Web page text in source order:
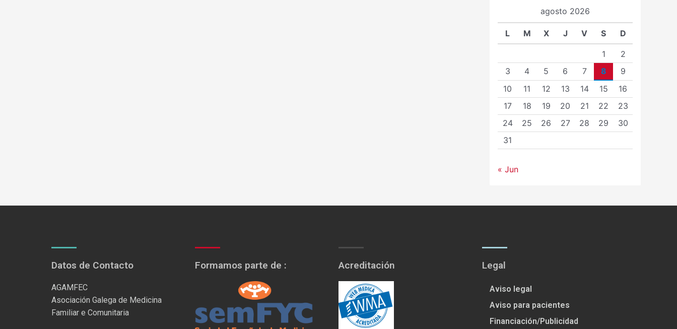
agosto 2026
L M X J V S D
1
2
3
4 5 6 7 8
9
10
11 12 13 14 15
16
17
18 19 20 21 22
23
24
25 26 27 28 29
30
31
« Jun
Datos de Contacto
AGAMFEC
Asociación Galega de Medicina
Familiar e Comunitaria
Formamos parte de : Acreditación Legal
Aviso legal
Aviso para pacientes
Financiación/Publicidad